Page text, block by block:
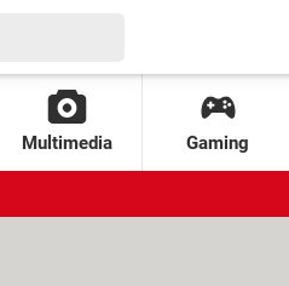
Multimedia Gaming